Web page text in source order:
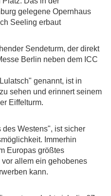
gelegene Opernhaus
Seeling erbaut
Sendeturm, der direkt
Berlin neben dem ICC
genannt, ist in
sehen und erinnert seinem
Eiffelturm.
Westens", ist sicher
Immerhin
Europas größtes
allem ein gehobenes
kann.